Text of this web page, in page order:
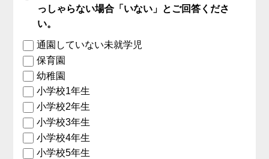
っしゃらない場合「いない」とご回答くださ
い。
通園していない未就学児
保育園
幼稚園
小学校1年生
小学校2年生
小学校3年生
小学校4年生
小学校5年生